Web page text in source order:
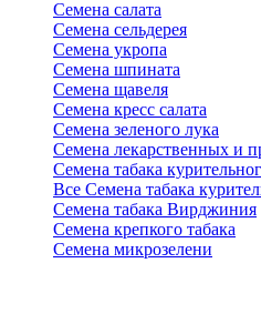
Семена салата
Семена сельдерея
Семена укропа
Семена шпината
Семена щавеля
Семена кресс салата
Семена зеленого лука
Семена лекарственных и
Семена табака
Все Семена табака
Семена табака Вирджиния
Семена крепкого табака
Семена микрозелени